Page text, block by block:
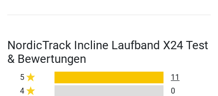
NordicTrack Incline Laufband X24 Test
& Bewertungen
5
11
4
0